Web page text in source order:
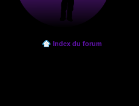
Index du forum